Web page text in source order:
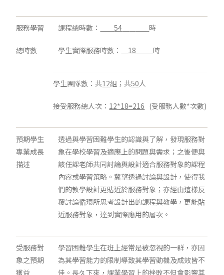
服務學習
總時數
課程總時數： 54 時
學生實際服務時數： 18 時
學生團隊數：共12組；共50人
接受服務總人次： 12*18=216 (受服務人數*次數)
預期學生
專業成長
描述
透過與學習困難學生的認識與了解，發現服務對
象在學校學習及適應上的問題與需求；之後便與
該任課老師共同討論與設計適合服務對象的課程
內容或學習策略。冀望透過討論與設計，使得我
們的教學設計更貼近於服務對象；亦經由這樣反
覆討論循環所思考設計出的課程與教學，更能貼
近服務對象，達到實際應用的層次。
受服務對
象之預期
獲益
學習困難學生在班上經常是被忽視的一群，亦因
為其學習能力的限制導致其學習動機及成效皆不
佳。長久下來，課業學習上的挫敗不但會影響其